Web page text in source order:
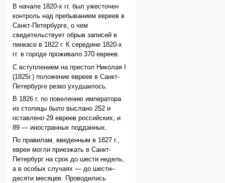
В начале 1820-х гг. был ужесточен
контроль над пребыванием евреев в
Санкт-Петербурге, о чем
свидетельствует обрыв записей в
пинкасе в 1822 г. К середине 1820-х
гг. в городе проживало 370 евреев.
С вступлением на престол Николая I
(1825г.) положение евреев в Санкт-
Петербурге резко ухудшилось.
В 1826 г. по повелению императора
из столицы было выслано 252 и
оставлено 29 евреев российских, и
89 — иностранных подданных.
По правилам, введенным в 1827 г.,
евреи могли приезжать в Санкт-
Петербург на срок до шести недель,
а в особых случаях — до шести–
десяти месяцев. Проводились